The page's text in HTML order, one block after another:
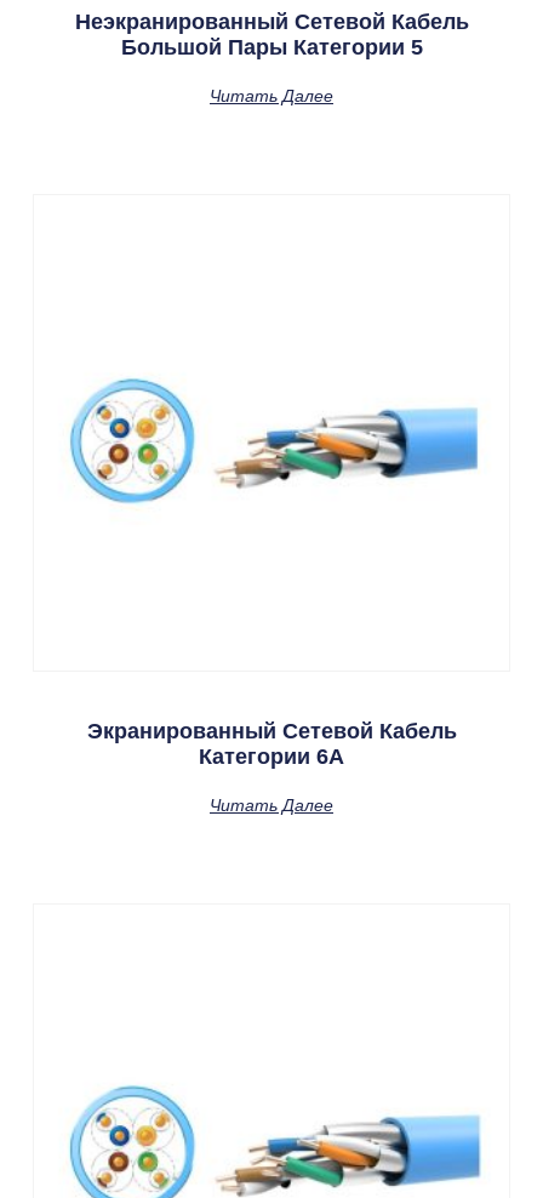
Неэкранированный Сетевой Кабель
Большой Пары Категории 5
Читать Далее
Экранированный Сетевой Кабель
Категории 6А
Читать Далее